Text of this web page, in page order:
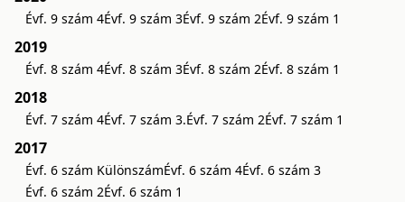
Évf. 9 szám 4Évf. 9 szám 3Évf. 9 szám 2Évf. 9 szám 1
2019
Évf. 8 szám 4Évf. 8 szám 3Évf. 8 szám 2Évf. 8 szám 1
2018
Évf. 7 szám 4Évf. 7 szám 3.Évf. 7 szám 2Évf. 7 szám 1
2017
Évf. 6 szám KülönszámÉvf. 6 szám 4Évf. 6 szám 3
Évf. 6 szám 2Évf. 6 szám 1